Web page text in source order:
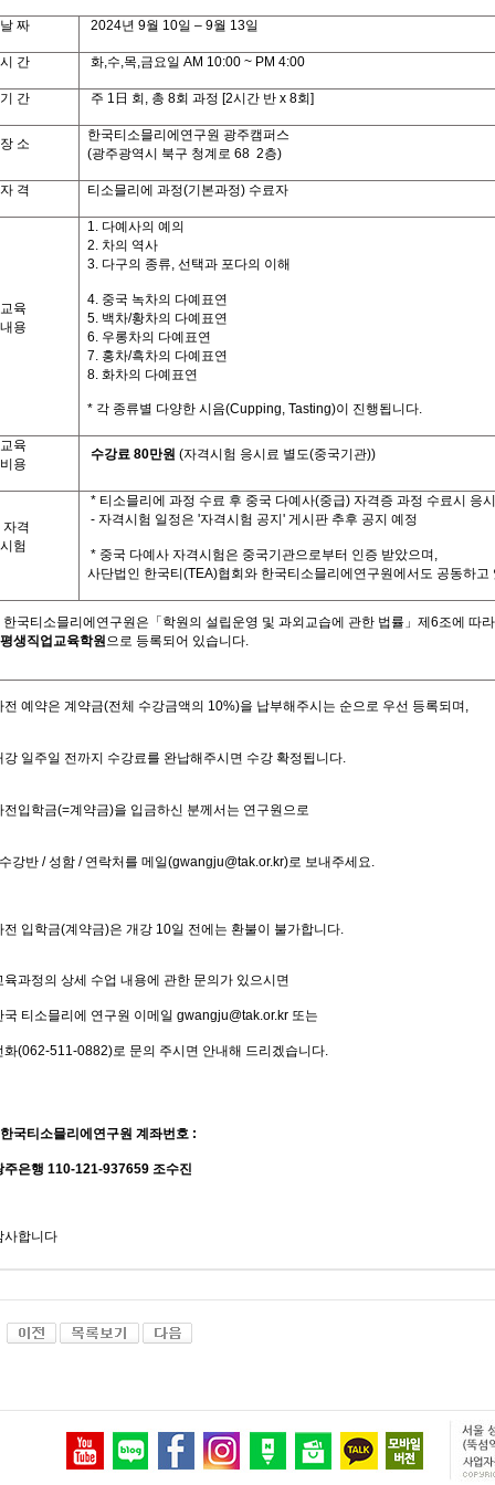
날 짜 2024년 9월 10일 – 9월 13일
시 간 화,수,목,금요일 AM 10:00 ~ PM 4:00
기 간 주 1 日 회 , 총 8회 과정 [2시간 반x 8회 ]
장 소
한국티소믈리에연구원 광주캠퍼스
(광주광역시 북구 청계로 68 2층)
자 격 티소믈리에 과정(기본과정) 수료자
교육
내용
1. 다예사의 예의
2. 차의 역사
3. 다구의 종류, 선택과 포다의 이해
4. 중국 녹차의 다예표연
5. 백차/황차의 다예표연
6. 우롱차의 다예표연
7. 홍차/흑차의 다예표연
8. 화차의 다예표연
* 각 종류별 다양한 시음(Cupping, Tasting)이 진행됩니다.
교육
비용
수강료80만원 (자격시험 응시료 별도(중국기관))
자격
시험
* 티소믈리에 과정 수료 후 중국 다예사(중급) 자격증 과정 수료시 응시
- 자격시험 일정은 '자격시험 공지 ' 게시판 추후 공지 예정
* 중국 다예사 자격시험은 중국기관으로부터 인증 받았으며 ,
사단법인 한국티 (TEA)협회와 한국티소믈리에연구원에서도 공동하고
한국티소믈리에연구원은「학원의 설립운영 및 과외교습에 관한 법률」제 6조에 따라
평생직업교육학원으로 등록되어 있습니다.
전 예약은 계약금(전체 수강금액의 10%)을 납부해주시는 순으로 우선 등록되며 ,
강 일주일 전까지 수강료를 완납해주시면 수강 확정됩니다.
전입학금(=계약금)을 입금하신 분께서는 연구원으로
수강반 /성함 / 연락처를 메일(gwangju@tak.or.kr)로 보내주세요.
전 입학금(계약금)은 개강 10일 전에는 환불이 불가합니다.
육과정의 상세 수업 내용에 관한 문의가 있으시면
국 티소믈리에 연구원 이메일 gwangju@tak.or.kr 또는
화(062-511-0882)로 문의 주시면 안내해 드리겠습니다.
한국티소믈리에연구원 계좌번호 :
주은행 110-121-937659 조수진
사합니다